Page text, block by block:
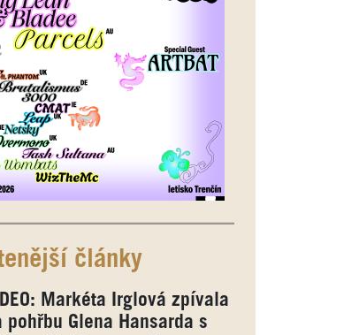
články
Markéta Irglová zpívala
pohřbu Glena Hansarda s